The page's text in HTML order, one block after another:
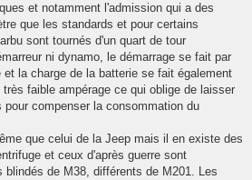
et notamment l'admission qui a des
que les standards et pour certains
sont tournés d'un quart de tour
ni dynamo, le démarrage se fait par
et la charge de la batterie se fait également
faible ampérage ce qui oblige de laisser
pour compenser la consommation du
que celui de la Jeep mais il en existe des
et ceux d'après guerre sont
blindés de M38, différents de M201. Les